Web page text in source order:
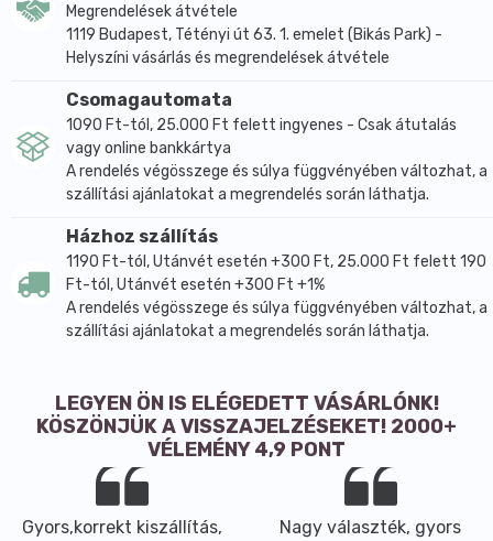
Megrendelések átvétele
1119 Budapest, Tétényi út 63. 1. emelet (Bikás Park) -
Helyszíni vásárlás és megrendelések átvétele
Csomagautomata
1090 Ft-tól, 25.000 Ft felett ingyenes - Csak átutalás
vagy online bankkártya
A rendelés végösszege és súlya függvényében változhat, a
szállítási ajánlatokat a megrendelés során láthatja.
Házhoz szállítás
1190 Ft-tól, Utánvét esetén +300 Ft, 25.000 Ft felett 190
Ft-tól, Utánvét esetén +300 Ft +1%
A rendelés végösszege és súlya függvényében változhat, a
szállítási ajánlatokat a megrendelés során láthatja.
LEGYEN ÖN IS ELÉGEDETT VÁSÁRLÓNK!
KÖSZÖNJÜK A VISSZAJELZÉSEKET! 2000+
VÉLEMÉNY 4,9 PONT
Gyors,korrekt kiszállítás,
Nagy választék, gyors